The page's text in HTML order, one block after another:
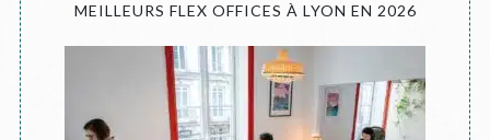
MEILLEURS FLEX OFFICES À LYON EN 2026